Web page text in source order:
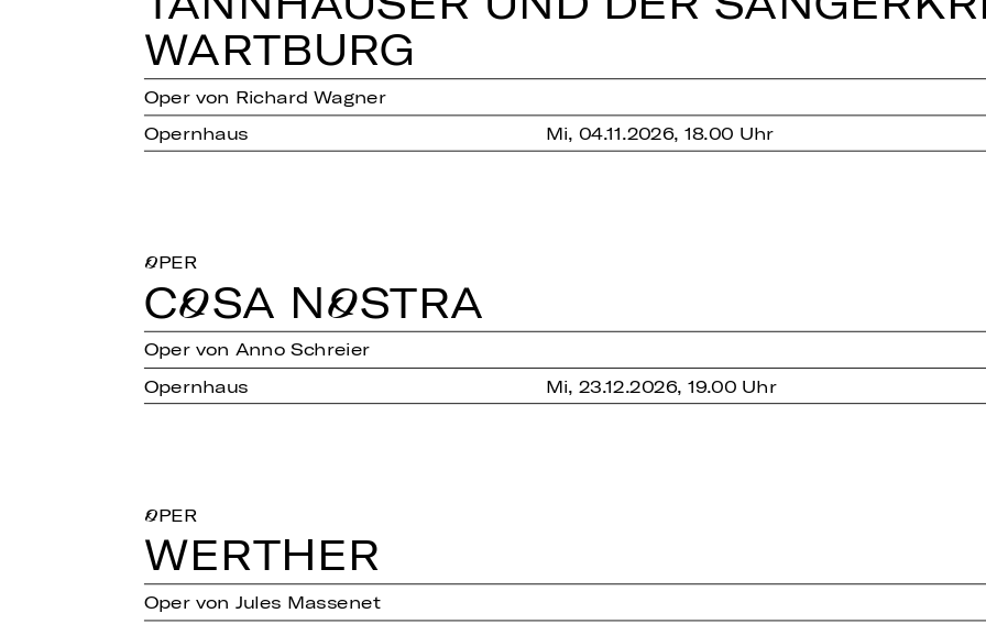
WART­BURG
Oper von Richard Wagner
Opernhaus
Mi, 04.11.2026, 18.00 Uhr
OPER
COSA NOSTRA
Oper von Anno Schreier
Opernhaus
Mi, 23.12.2026, 19.00 Uhr
OPER
WER­T­HER
Oper von Jules Massenet